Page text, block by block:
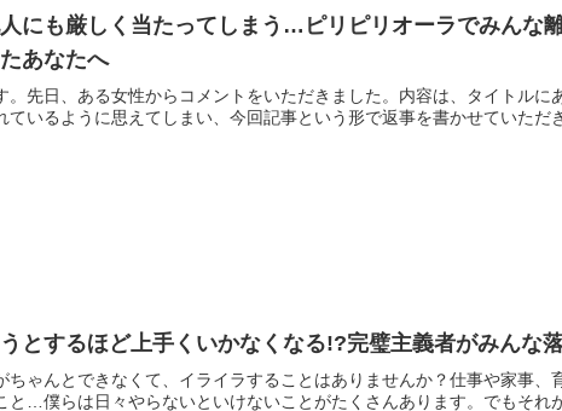
にも厳しく当たってしまう…ピリピリオーラでみんな
あなたへ
。先日、ある女性からコメントをいただきました。内容は、タイトル
ているように思えてしまい、今回記事という形で返事を書かせていた
とするほど上手くいかなくなる!?完璧主義者がみんな
ちゃんとできなくて、イライラすることはありませんか？仕事や家事
と…僕らは日々やらないといけないことがたくさんあります。でもそれ